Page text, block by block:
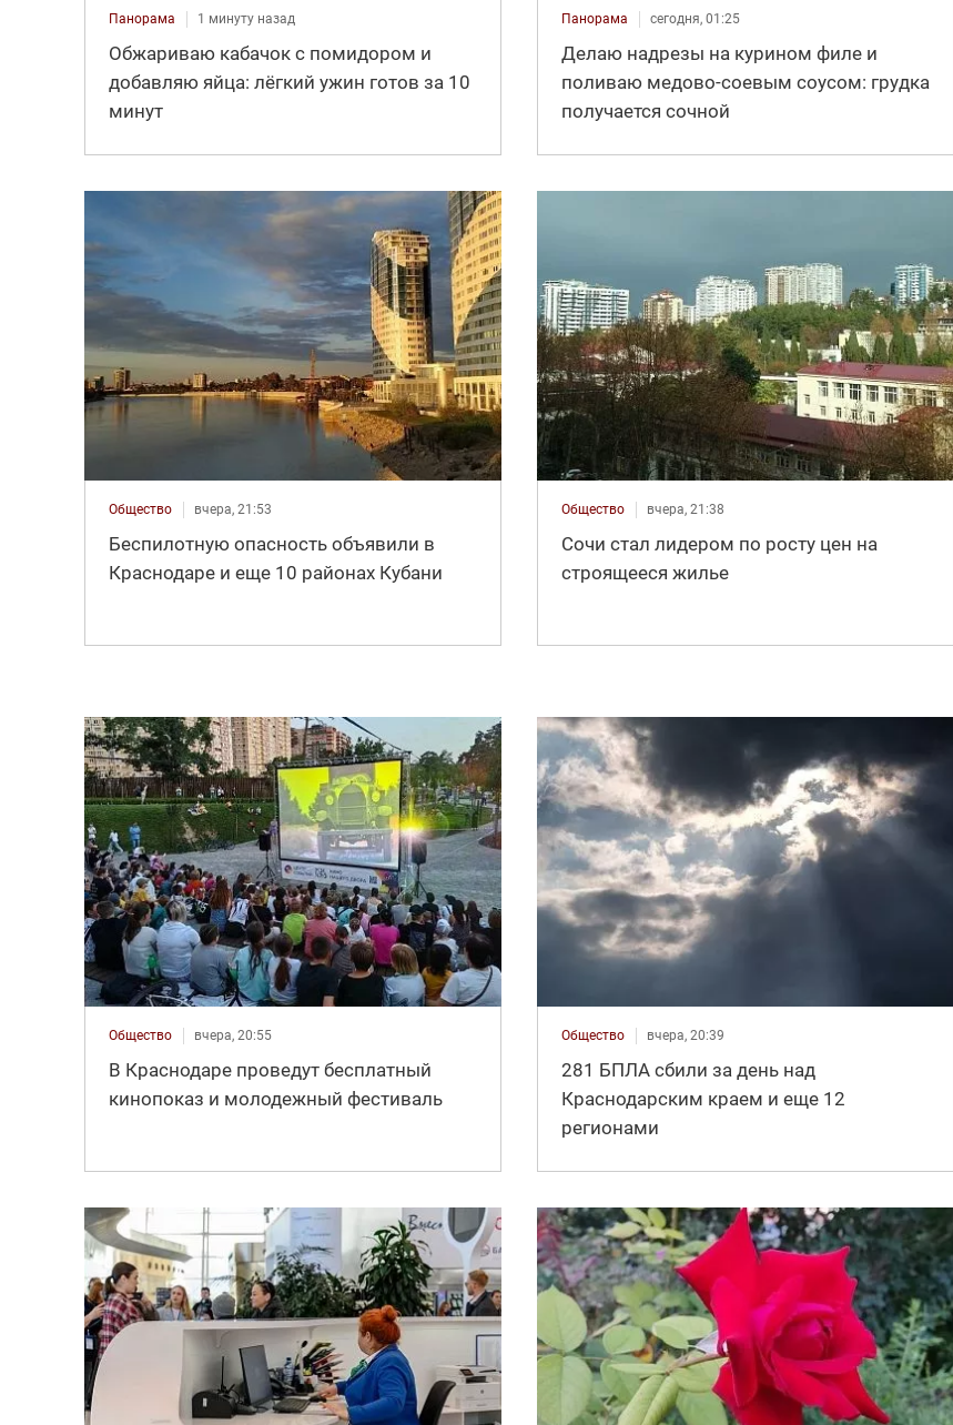
Панорама 1 минуту назад
Обжариваю кабачок с помидором и
добавляю яйца: лёгкий ужин готов за 10
минут
Панорама сегодня, 01:25
Делаю надрезы на курином филе и
поливаю медово-соевым соусом: грудка
получается сочной
Общество вчера, 21:53
Беспилотную опасность объявили в
Краснодаре и еще 10 районах Кубани
Общество вчера, 21:38
Сочи стал лидером по росту цен на
строящееся жилье
Общество вчера, 20:55
В Краснодаре проведут бесплатный
кинопоказ и молодежный фестиваль
Общество вчера, 20:39
281 БПЛА сбили за день над
Краснодарским краем и еще 12
регионами